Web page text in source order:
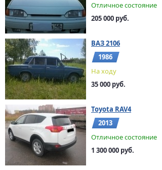
Отличное состояние
205 000 руб.
ВАЗ 2106
1986
На ходу
35 000 руб.
Toyota RAV4
2013
Отличное состояние
1 300 000 руб.